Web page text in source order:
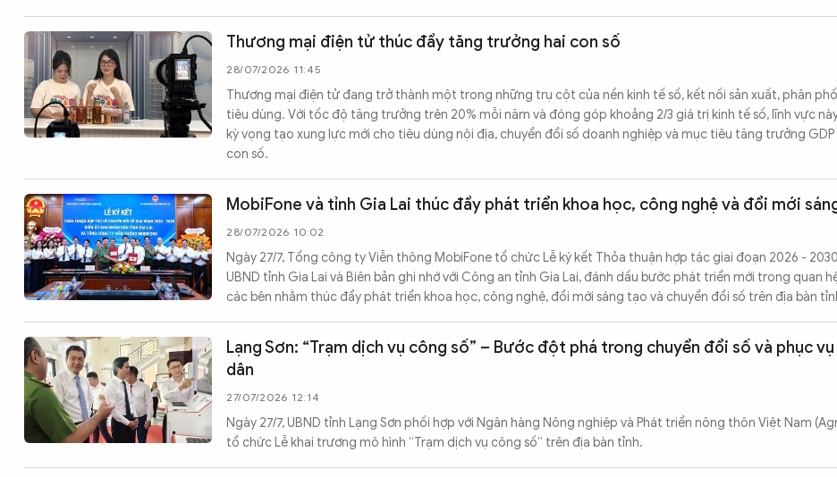
Thương mại điện tử thúc đẩy tăng trưởng hai con số
28/07/2026 11:45
Thương mại điện tử đang trở thành một trong những trụ cột của nền kinh tế số, kết nối sản xuất, phân
tiêu dùng. Với tốc độ tăng trưởng trên 20% mỗi năm và đóng góp khoảng 2/3 giá trị kinh tế số, lĩnh vực
kỳ vọng tạo xung lực mới cho tiêu dùng nội địa, chuyển đổi số doanh nghiệp và mục tiêu tăng trưởng GDP
con số.
MobiFone và tỉnh Gia Lai thúc đẩy phát triển khoa học, công nghệ và đổi mới
28/07/2026 10:02
Ngày 27/7, Tổng công ty Viễn thông MobiFone tổ chức Lễ ký kết Thỏa thuận hợp tác giai đoạn 2026 -
UBND tỉnh Gia Lai và Biên bản ghi nhớ với Công an tỉnh Gia Lai, đánh dấu bước phát triển mới trong quan
các bên nhằm thúc đẩy phát triển khoa học, công nghệ, đổi mới sáng tạo và chuyển đổi số trên địa bàn
Lạng Sơn: “Trạm dịch vụ công số” – Bước đột phá trong chuyển đổi số và phục vụ
dân
27/07/2026 12:14
Ngày 27/7, UBND tỉnh Lạng Sơn phối hợp với Ngân hàng Nông nghiệp và Phát triển nông thôn Việt Nam
tổ chức Lễ khai trương mô hình “Trạm dịch vụ công số” trên địa bàn tỉnh.